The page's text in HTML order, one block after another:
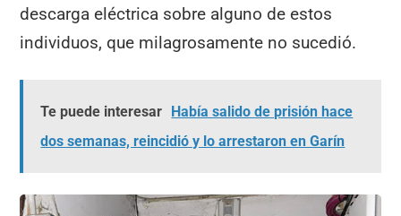
descarga eléctrica sobre alguno de estos
individuos, que milagrosamente no sucedió.
Te puede interesar Había salido de prisión hace
dos semanas, reincidió y lo arrestaron en Garín